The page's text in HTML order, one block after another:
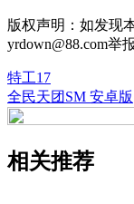
版权声明：如发现
yrdown@88.com举
特工17
全民天团SM 安卓版
相关推荐